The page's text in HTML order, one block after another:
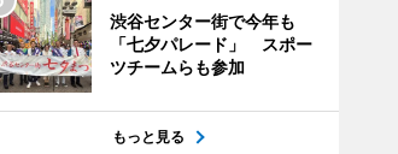
渋谷センター街で今年も
「七夕パレード」 スポー
ツチームらも参加
もっと見る